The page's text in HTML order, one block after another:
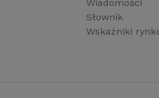
Wiadomości
Słownik
Wskaźniki